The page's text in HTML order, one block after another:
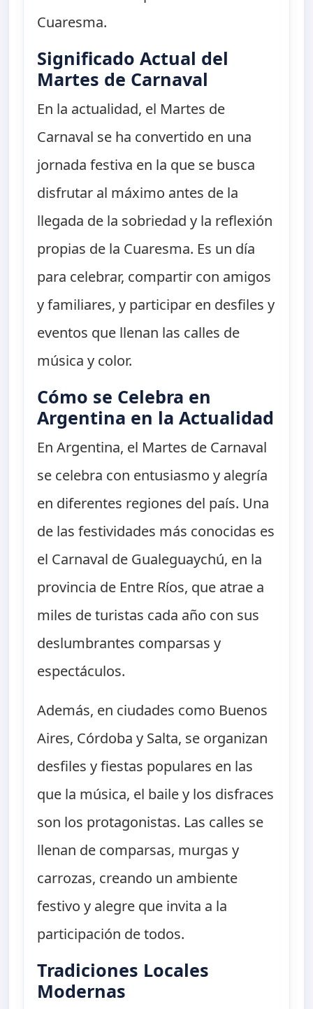
Cuaresma.
Significado Actual del
Martes de Carnaval
En la actualidad, el Martes de
Carnaval se ha convertido en una
jornada festiva en la que se busca
disfrutar al máximo antes de la
llegada de la sobriedad y la reflexión
propias de la Cuaresma. Es un día
para celebrar, compartir con amigos
y familiares, y participar en desfiles y
eventos que llenan las calles de
música y color.
Cómo se Celebra en
Argentina en la Actualidad
En Argentina, el Martes de Carnaval
se celebra con entusiasmo y alegría
en diferentes regiones del país. Una
de las festividades más conocidas es
el Carnaval de Gualeguaychú, en la
provincia de Entre Ríos, que atrae a
miles de turistas cada año con sus
deslumbrantes comparsas y
espectáculos.
Además, en ciudades como Buenos
Aires, Córdoba y Salta, se organizan
desfiles y fiestas populares en las
que la música, el baile y los disfraces
son los protagonistas. Las calles se
llenan de comparsas, murgas y
carrozas, creando un ambiente
festivo y alegre que invita a la
participación de todos.
Tradiciones Locales
Modernas